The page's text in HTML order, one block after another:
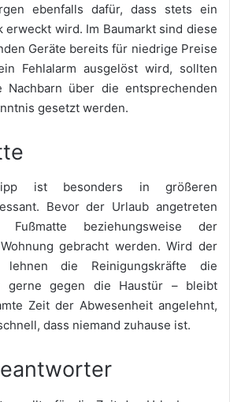
ebenfalls dafür, dass stets ein
erweckt wird. Im Baumarkt sind diese
Geräte bereits für niedrige Preise
Fehlalarm ausgelöst wird, sollten
Nachbarn über die entsprechenden
gesetzt werden.
ist besonders in größeren
Bevor der Urlaub angetreten
beziehungsweise der
gebracht werden. Wird der
lehnen die Reinigungskräfte die
gerne gegen die Haustür – bleibt
Zeit der Abwesenheit angelehnt,
dass niemand zuhause ist.